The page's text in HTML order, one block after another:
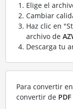
Elige el
Cambiar
Haz clic en
archivo de
Descarga tu
Para convertir
convertir de